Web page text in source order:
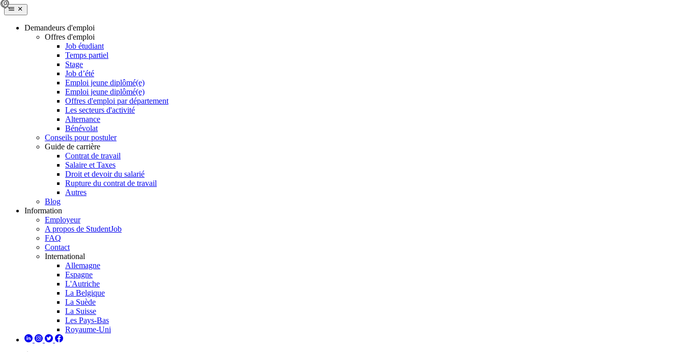
Demandeurs d'emploi
Offres d'emploi
Job étudiant
Temps partiel
Stage
Job d’été
Emploi jeune diplômé(e)
Emploi jeune diplômé(e)
Offres d'emploi par département
Les secteurs d'activité
Alternance
Bénévolat
Conseils pour postuler
Guide de carrière
Contrat de travail
Salaire et Taxes
Droit et devoir du salarié
Rupture du contrat de travail
Autres
Blog
Information
Employeur
A propos de StudentJob
FAQ
Contact
International
Allemagne
Espagne
L'Autriche
La Belgique
La Suède
La Suisse
Les Pays-Bas
Royaume-Uni